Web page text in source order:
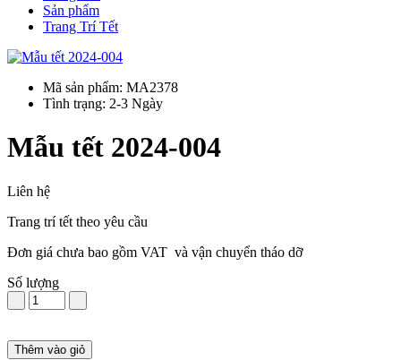
Sản phẩm
Trang Trí Tết
Mã sản phẩm: MA2378
Tình trạng: 2-3 Ngày
Mẫu tết 2024-004
Liên hệ
Trang trí tết theo yêu cầu
Đơn giá chưa bao gồm VAT và vận chuyển tháo dỡ
Số lượng
Thêm vào giỏ